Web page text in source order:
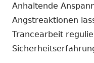
Anhaltende
Angstreaktionen
Trancearbeit